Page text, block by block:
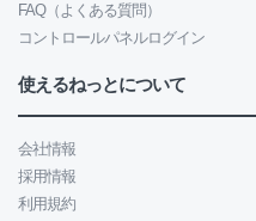
FAQ（よくある質問）
コントロールパネルログイン
使えるねっとについて
会社情報
採用情報
利用規約